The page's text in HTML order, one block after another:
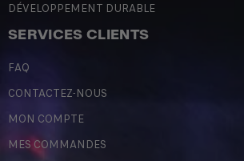
DÉVELOPPEMENT DURABLE
SERVICES CLIENTS
FAQ
CONTACTEZ-NOUS
MON COMPTE
MES COMMANDES